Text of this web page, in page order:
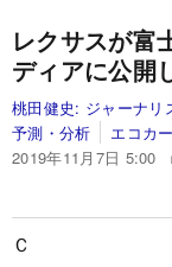
レクサスが富
ディアに公開
桃田健史: ジャーナリ
予測・分析
エコカ
2019年11月7日 5:00
Ｃ